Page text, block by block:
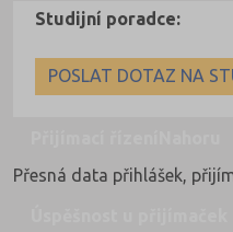
Studijní poradce:
POSLAT DOTAZ NA
Přesná data přihlášek,